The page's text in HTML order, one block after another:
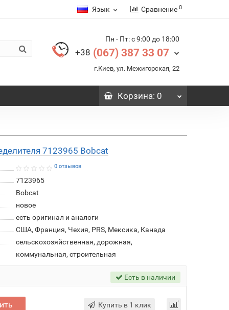
Язык Сравнение 0
Пн - Пт: с 9:00 до 18:00
+38 (067) 387 33 07
г.Киев, ул. Межигорская, 22
Корзина: 0
7123965 Bobcat
0 отзывов
7123965
Bobcat
новое
есть оригинал и аналоги
США, Франция, Чехия, PRS, Мексика, Канада
сельскохозяйственная, дорожная,
коммунальная, строительная
Есть в наличии
Купить в 1 клик